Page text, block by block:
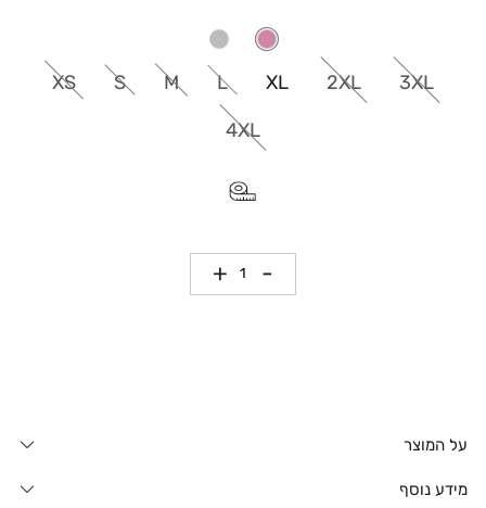
XS S M L XL 2XL
3XL
4XL
כמות
על המוצר
מידע נוסף